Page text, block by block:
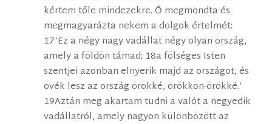
kértem tőle mindezekre. Ő megmondta és
megmagyarázta nekem a dolgok értelmét:
17‘Ez a négy nagy vadállat négy olyan ország,
amely a földön támad; 18a fölséges Isten
szentjei azonban elnyerik majd az országot, és
övék lesz az ország örökké, örökkön-örökké.’
19Aztán meg akartam tudni a valót a negyedik
vadállatról, amely nagyon különbözött az